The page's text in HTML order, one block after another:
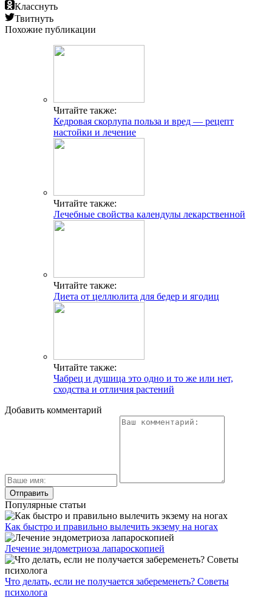
Класснуть
Твитнуть
Похожие публикации
Читайте также:
Кедровая скорлупа польза и вред — рецепт
настойки и лечение
Читайте также:
Лечебные свойства календулы лекарственной
Читайте также:
Диета от целлюлита для бедер и ягодиц
Читайте также:
Чабрец и душица это одно и то же или нет,
сходства и отличия растений
Добавить комментарий
Популярные статьи
Как быстро и правильно вылечить экзему на ногах
Лечение эндометриоза лапароскопией
Что делать, если не получается забеременеть? Советы
психолога